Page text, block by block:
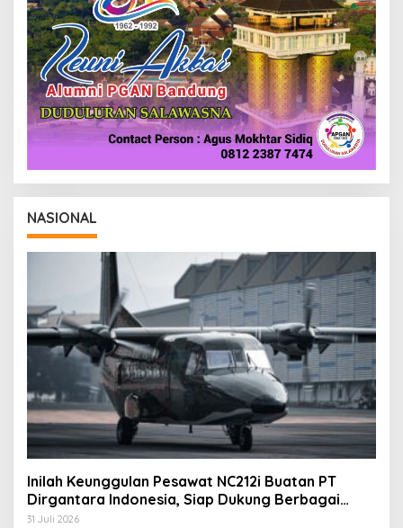
I
NASIONAL
Inilah Keunggulan Pesawat NC212i Buatan PT
Dirgantara Indonesia, Siap Dukung Berbagai
Operasi TNI
31 Juli 2026